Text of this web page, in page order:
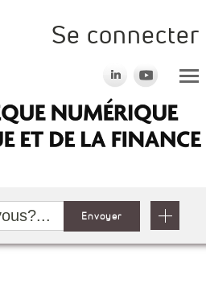
Se connecter
Envoyer